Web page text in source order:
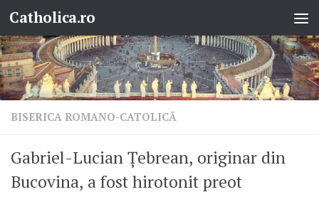
Skip to content
Catholica.ro
BISERICA ROMANO-CATOLICĂ
Gabriel-Lucian Țebrean, originar din
Bucovina, a fost hirotonit preot